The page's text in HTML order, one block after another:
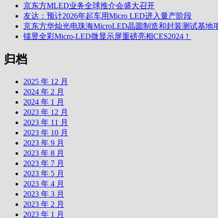
京东方MLED业务全球推介会盛大召开
友达：预计2026年起车用Micro LED进入量产阶段
京东方华灿光电珠海MicroLED晶圆制造和封装测试基地
镭昱全彩Micro-LED微显示屏重磅亮相CES2024！
归档
2025 年 12 月
2024 年 2 月
2024 年 1 月
2023 年 12 月
2023 年 11 月
2023 年 10 月
2023 年 9 月
2023 年 8 月
2023 年 7 月
2023 年 5 月
2023 年 4 月
2023 年 3 月
2023 年 2 月
2023 年 1 月